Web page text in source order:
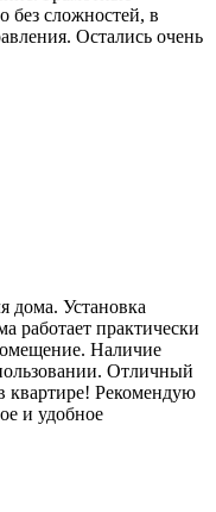
без сложностей, в
Остались очень
дома. Установка
работает практически
Наличие
Отличный
квартире! Рекомендую
и удобное